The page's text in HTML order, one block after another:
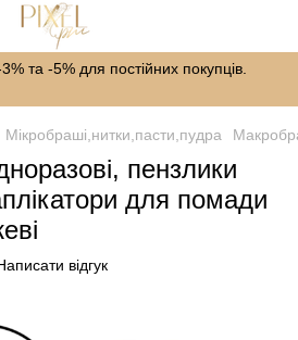
та -5% для постійних покупців.
Мікробраші,нитки,пасти,пудра
пензлики
для помади
відгук